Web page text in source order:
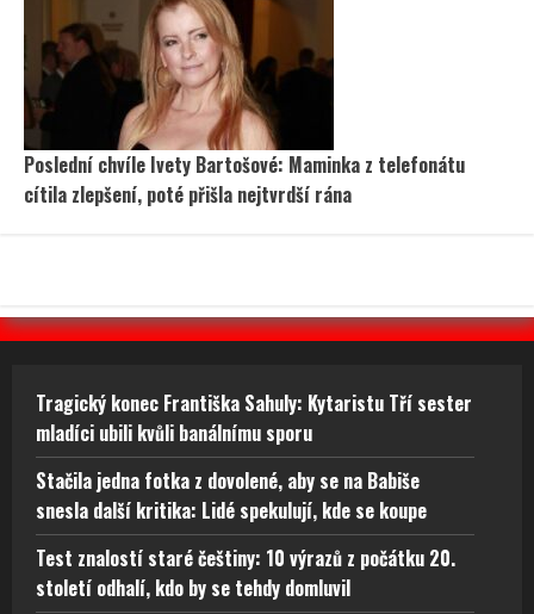
Poslední chvíle Ivety Bartošové: Maminka z telefonátu
cítila zlepšení, poté přišla nejtvrdší rána
Tragický konec Františka Sahuly: Kytaristu Tří sester
mladíci ubili kvůli banálnímu sporu
Stačila jedna fotka z dovolené, aby se na Babiše
snesla další kritika: Lidé spekulují, kde se koupe
Test znalostí staré češtiny: 10 výrazů z počátku 20.
století odhalí, kdo by se tehdy domluvil